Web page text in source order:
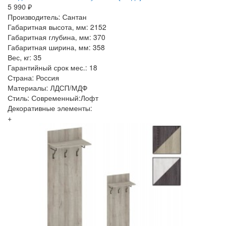
5 990 ₽
Производитель: Сантан
Габаритная высота, мм: 2152
Габаритная глубина, мм: 370
Габаритная ширина, мм: 358
Вес, кг: 35
Гарантийный срок мес.: 18
Страна: Россия
Материалы: ЛДСП/МДФ
Стиль: Современный:Лофт
Декоративные элементы:
+